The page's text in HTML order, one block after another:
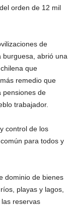
orden de 12 mil
de
abrió una
que
remedio que
pensiones de
trabajador.
control de los
para todos y
dominio de bienes
playas y lagos,
reservas